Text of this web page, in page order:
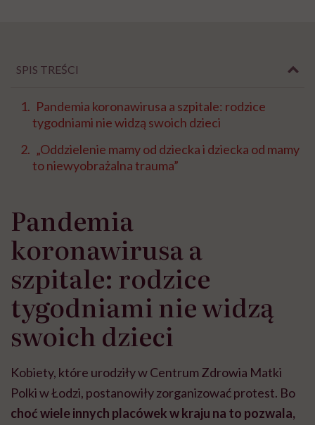
SPIS TREŚCI
Pandemia koronawirusa a szpitale: rodzice
tygodniami nie widzą swoich dzieci
„Oddzielenie mamy od dziecka i dziecka od mamy
to niewyobrażalna trauma”
Pandemia
koronawirusa a
szpitale: rodzice
tygodniami nie widzą
swoich dzieci
Kobiety, które urodziły w Centrum Zdrowia Matki
Polki w Łodzi, postanowiły zorganizować protest. Bo
choć wiele innych placówek w kraju na to pozwala,